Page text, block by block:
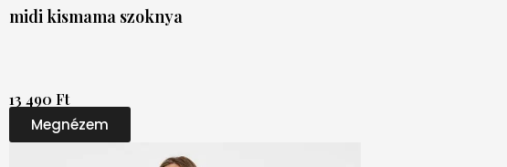
midi kismama szoknya
13 490 Ft
Megnézem